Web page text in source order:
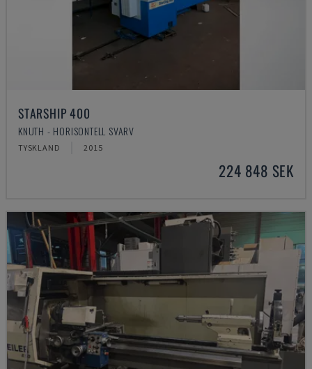
STARSHIP 400
KNUTH - HORISONTELL SVARV
TYSKLAND 2015
224 848 SEK